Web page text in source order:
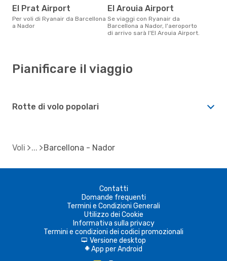
El Prat Airport
Per voli di Ryanair da Barcellona
a Nador
El Arouia Airport
Se viaggi con Ryanair da
Barcellona a Nador, l'aeroporto
di arrivo sarà l'El Arouia Airport.
Pianificare il viaggio
Rotte di volo popolari
Voli Barcellona - Nador
Contatti
Domande frequenti
Termini e Condizioni Generali
Utilizzo dei Cookie
Informativa sulla privacy
Termini e condizioni dei codici promozionali
d Versione desktop
A App per Android